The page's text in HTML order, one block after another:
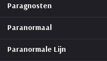
Paragnosten
Paranormaal
Paranormale Lijn